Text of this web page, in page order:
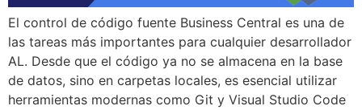
El control de código fuente Business Central es una de
las tareas más importantes para cualquier desarrollador
AL. Desde que el código ya no se almacena en la base
de datos, sino en carpetas locales, es esencial utilizar
herramientas modernas como Git y Visual Studio Code